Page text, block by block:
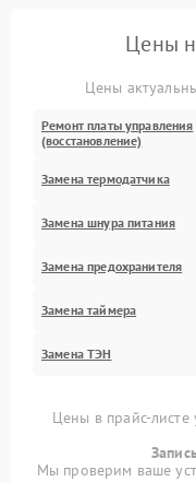
Цены
Цены
Ремонт платы управления
(восстановление)
Замена термодатчика
Замена шнура питания
Замена предохранителя
Замена таймера
Замена ТЭН
Цены в прайс-листе
Мы проверим ваше